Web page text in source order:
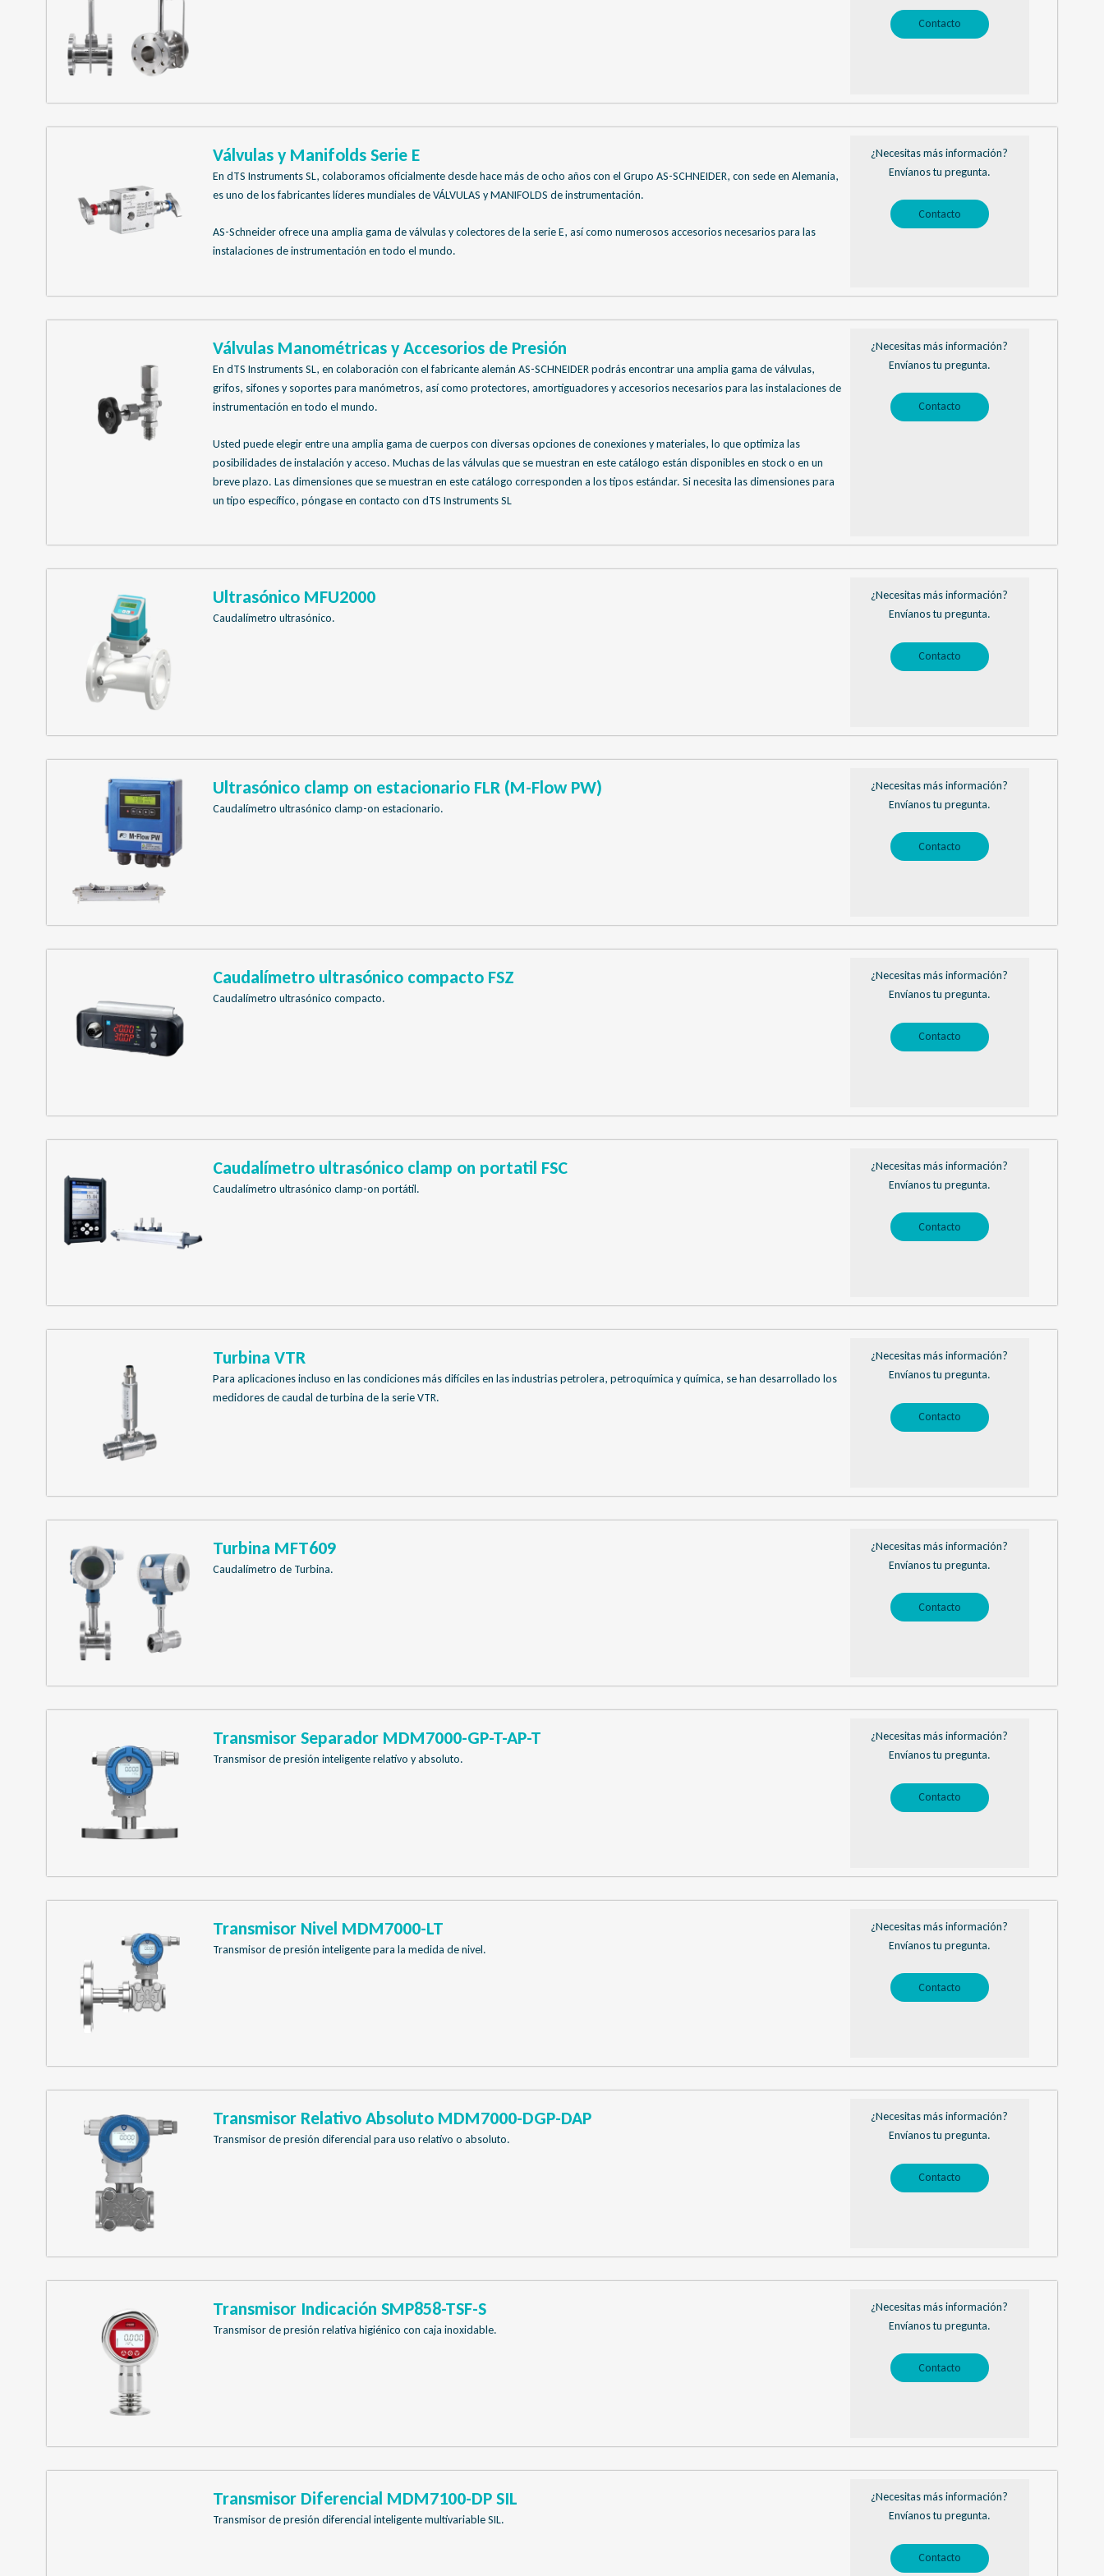
Contacto
Válvulas y Manifolds Serie E
En dTS Instruments SL, colaboramos oficialmente desde hace más de ocho años con el Grupo AS-SCHNEIDER, con sede en Alemania,
es uno de los fabricantes líderes mundiales de VÁLVULAS y MANIFOLDS de instrumentación.
AS-Schneider ofrece una amplia gama de válvulas y colectores de la serie E, así como numerosos accesorios necesarios para las
instalaciones de instrumentación en todo el mundo.
¿Necesitas más información?
Envíanos tu pregunta.
Contacto
Válvulas Manométricas y Accesorios de Presión
En dTS Instruments SL, en colaboración con el fabricante alemán AS-SCHNEIDER podrás encontrar una amplia gama de válvulas,
grifos, sifones y soportes para manómetros, así como protectores, amortiguadores y accesorios necesarios para las instalaciones de
instrumentación en todo el mundo.
Usted puede elegir entre una amplia gama de cuerpos con diversas opciones de conexiones y materiales, lo que optimiza las
posibilidades de instalación y acceso. Muchas de las válvulas que se muestran en este catálogo están disponibles en stock o en un
breve plazo. Las dimensiones que se muestran en este catálogo corresponden a los tipos estándar. Si necesita las dimensiones para
un tipo específico, póngase en contacto con dTS Instruments SL
¿Necesitas más información?
Envíanos tu pregunta.
Contacto
Ultrasónico MFU2000
Caudalímetro ultrasónico.
¿Necesitas más información?
Envíanos tu pregunta.
Contacto
Ultrasónico clamp on estacionario FLR (M-Flow PW)
Caudalímetro ultrasónico clamp-on estacionario.
¿Necesitas más información?
Envíanos tu pregunta.
Contacto
Caudalímetro ultrasónico compacto FSZ
Caudalímetro ultrasónico compacto.
¿Necesitas más información?
Envíanos tu pregunta.
Contacto
Caudalímetro ultrasónico clamp on portatil FSC
Caudalímetro ultrasónico clamp-on portátil.
¿Necesitas más información?
Envíanos tu pregunta.
Contacto
Turbina VTR
Para aplicaciones incluso en las condiciones más difíciles en las industrias petrolera, petroquímica y química, se han desarrollado los
medidores de caudal de turbina de la serie VTR.
¿Necesitas más información?
Envíanos tu pregunta.
Contacto
Turbina MFT609
Caudalímetro de Turbina.
¿Necesitas más información?
Envíanos tu pregunta.
Contacto
Transmisor Separador MDM7000-GP-T-AP-T
Transmisor de presión inteligente relativo y absoluto.
¿Necesitas más información?
Envíanos tu pregunta.
Contacto
Transmisor Nivel MDM7000-LT
Transmisor de presión inteligente para la medida de nivel.
¿Necesitas más información?
Envíanos tu pregunta.
Contacto
Transmisor Relativo Absoluto MDM7000-DGP-DAP
Transmisor de presión diferencial para uso relativo o absoluto.
¿Necesitas más información?
Envíanos tu pregunta.
Contacto
Transmisor Indicación SMP858-TSF-S
Transmisor de presión relativa higiénico con caja inoxidable.
¿Necesitas más información?
Envíanos tu pregunta.
Contacto
Transmisor Diferencial MDM7100-DP SIL
Transmisor de presión diferencial inteligente multivariable SIL.
¿Necesitas más información?
Envíanos tu pregunta.
Contacto